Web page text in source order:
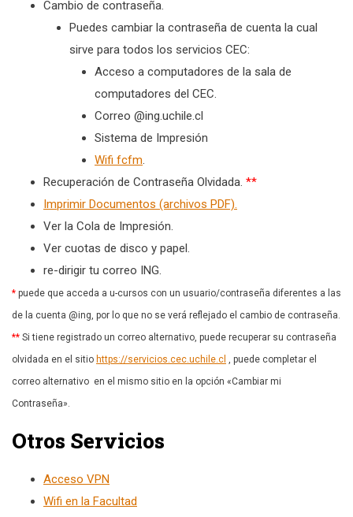
Cambio de contraseña.
Puedes cambiar la contraseña de cuenta la cual
sirve para todos los servicios CEC:
Acceso a computadores de la sala de
computadores del CEC.
Correo @ing.uchile.cl
Sistema de Impresión
Wifi fcfm.
Recuperación de Contraseña Olvidada. **
Imprimir Documentos (archivos PDF).
Ver la Cola de Impresión.
Ver cuotas de disco y papel.
re-dirigir tu correo ING.
* puede que acceda a u-cursos con un usuario/contraseña diferentes a las
de la cuenta @ing, por lo que no se verá reflejado el cambio de contraseña.
** Si tiene registrado un correo alternativo, puede recuperar su contraseña
olvidada en el sitio https://servicios.cec.uchile.cl , puede completar el
correo alternativo en el mismo sitio en la opción «Cambiar mi
Contraseña».
Otros Servicios
Acceso VPN
Wifi en la Facultad